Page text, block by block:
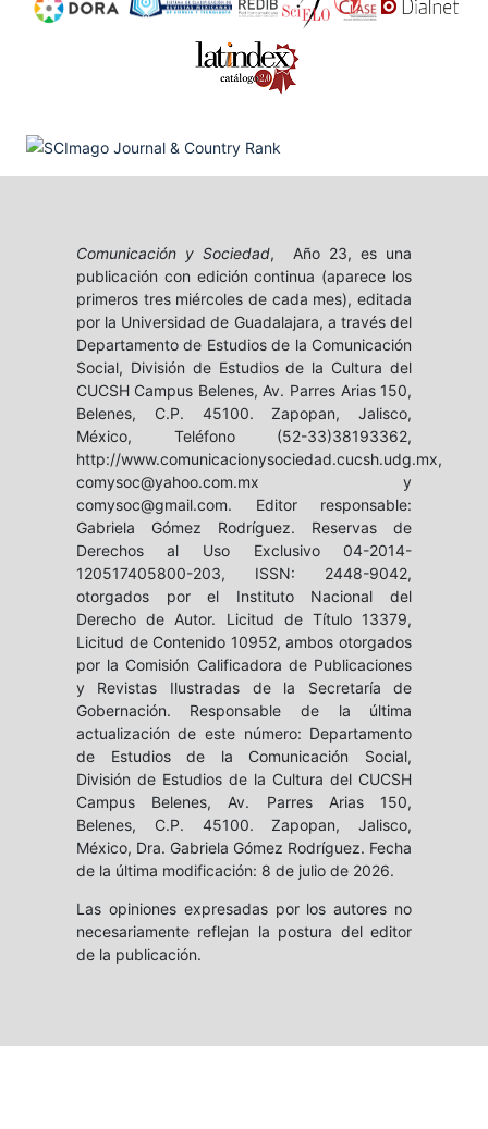
Comunicación y Sociedad, Año 23, es una
publicación con edición continua (aparece los
primeros tres miércoles de cada mes), editada
por la Universidad de Guadalajara, a través del
Departamento de Estudios de la Comunicación
Social, División de Estudios de la Cultura del
CUCSH Campus Belenes, Av. Parres Arias 150,
Belenes, C.P. 45100. Zapopan, Jalisco,
México, Teléfono (52-33)38193362,
http://www.comunicacionysociedad.cucsh.udg.mx,
comysoc@yahoo.com.mx y
comysoc@gmail.com. Editor responsable:
Gabriela Gómez Rodríguez. Reservas de
Derechos al Uso Exclusivo 04-2014-
120517405800-203, ISSN: 2448-9042,
otorgados por el Instituto Nacional del
Derecho de Autor. Licitud de Título 13379,
Licitud de Contenido 10952, ambos otorgados
por la Comisión Calificadora de Publicaciones
y Revistas Ilustradas de la Secretaría de
Gobernación. Responsable de la última
actualización de este número: Departamento
de Estudios de la Comunicación Social,
División de Estudios de la Cultura del CUCSH
Campus Belenes, Av. Parres Arias 150,
Belenes, C.P. 45100. Zapopan, Jalisco,
México, Dra. Gabriela Gómez Rodríguez. Fecha
de la última modificación: 8 de julio de 2026.
Las opiniones expresadas por los autores no
necesariamente reflejan la postura del editor
de la publicación.